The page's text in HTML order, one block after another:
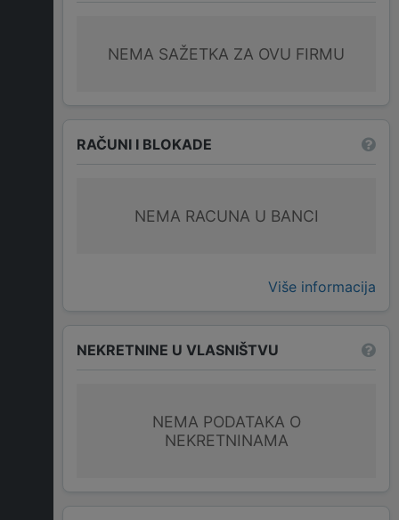
NEMA SAŽETKA ZA OVU FIRMU
RAČUNI I BLOKADE
NEMA RACUNA U BANCI
Više informacija
NEKRETNINE U VLASNIŠTVU
NEMA PODATAKA O
NEKRETNINAMA